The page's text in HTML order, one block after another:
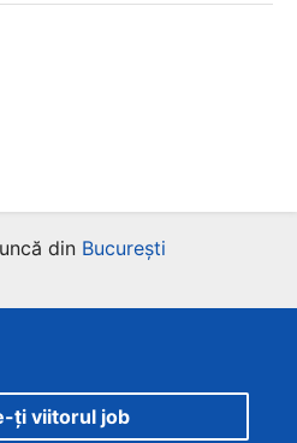
din București
ți viitorul job